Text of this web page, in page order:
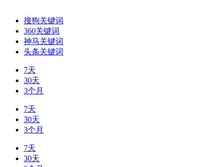
搜狗关键词
360关键词
神马关键词
头条关键词
7天
30天
3个月
7天
30天
3个月
7天
30天